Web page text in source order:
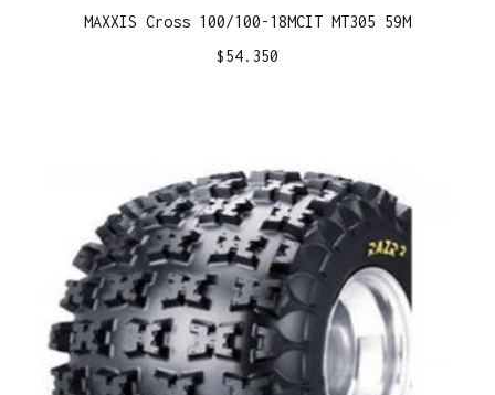
MAXXIS Cross 100/100-18MCIT MT305 59M
$54.350